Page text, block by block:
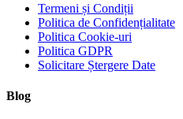
Termeni și Condiții
Politica de Confidențialitate
Politica Cookie-uri
Politica GDPR
Solicitare Ștergere Date
Blog